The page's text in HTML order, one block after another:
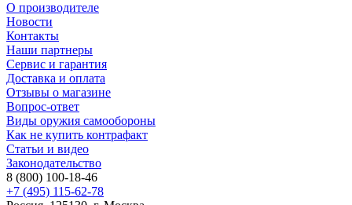
О производителе
Новости
Контакты
Наши партнеры
Сервис и гарантия
Доставка и оплата
Отзывы о магазине
Вопрос-ответ
Виды оружия самообороны
Как не купить контрафакт
Статьи и видео
Законодательство
8 (800) 100-18-46
+7 (495) 115-62-78